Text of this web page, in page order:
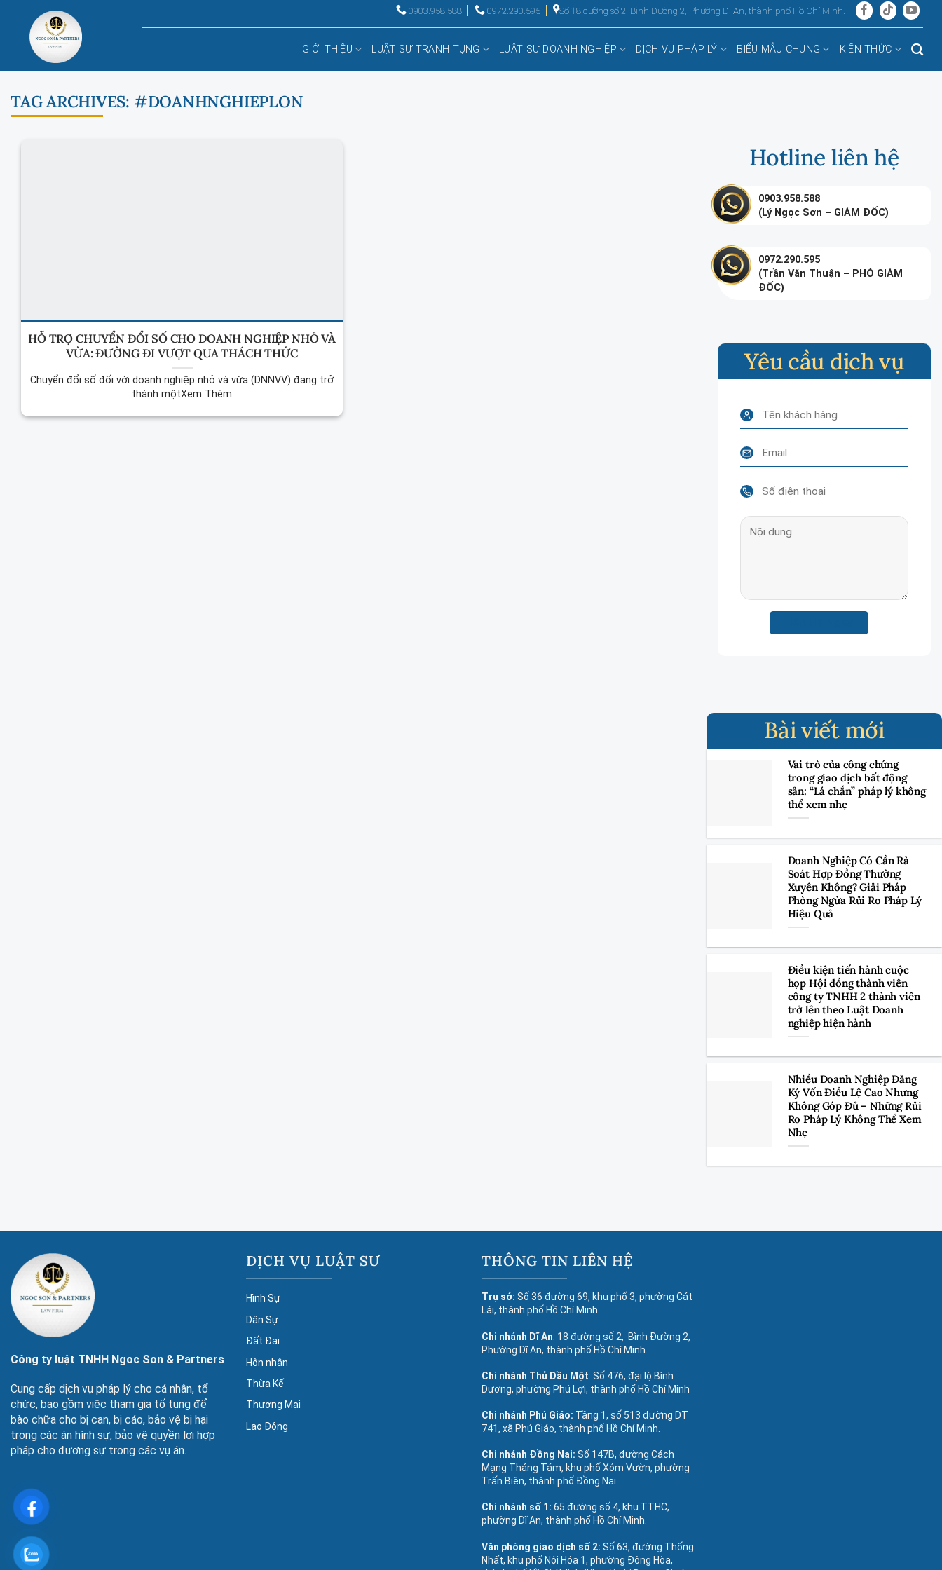
content
0903.958.588 0972.290.595 Số 18 đường số 2, Bình Đường 2, Phường Dĩ An, thành phố Hồ Chí Minh.
GIỚI THIỆU LUẬT SƯ TRANH TỤNG LUẬT SƯ DOANH NGHIỆP DỊCH VỤ PHÁP LÝ BIỂU MẪU CHUNG KIẾN THỨC
TAG ARCHIVES: #DOANHNGHIEPLON
HỖ TRỢ CHUYỂN ĐỔI SỐ CHO DOANH NGHIỆP NHỎ VÀ
VỪA: ĐƯỜNG ĐI VƯỢT QUA THÁCH THỨC
Chuyển đổi số đối với doanh nghiệp nhỏ và vừa (DNNVV) đang trở
thành mộtXem Thêm
Hotline liên hệ
0903.958.588
(Lý Ngọc Sơn – GIÁM ĐỐC)
0972.290.595
(Trần Văn Thuận – PHÓ GIÁM
ĐỐC)
Yêu cầu dịch vụ
Bài viết mới
Vai trò của công chứng
trong giao dịch bất động
sản: “Lá chắn” pháp lý không
thể xem nhẹ
Doanh Nghiệp Có Cần Rà
Soát Hợp Đồng Thường
Xuyên Không? Giải Pháp
Phòng Ngừa Rủi Ro Pháp Lý
Hiệu Quả
Điều kiện tiến hành cuộc
họp Hội đồng thành viên
công ty TNHH 2 thành viên
trở lên theo Luật Doanh
nghiệp hiện hành
Nhiều Doanh Nghiệp Đăng
Ký Vốn Điều Lệ Cao Nhưng
Không Góp Đủ – Những Rủi
Ro Pháp Lý Không Thể Xem
Nhẹ
Công ty luật TNHH Ngoc Son & Partners
Cung cấp dịch vụ pháp lý cho cá nhân, tổ
chức, bao gồm việc tham gia tố tụng để
bào chữa cho bị can, bị cáo, bảo vệ bị hại
trong các án hình sự, bảo vệ quyền lợi hợp
pháp cho đương sự trong các vụ án.
DỊCH VỤ LUẬT SƯ
Hình Sự
Dân Sự
Đất Đai
Hôn nhân
Thừa Kế
Thương Mại
Lao Động
THÔNG TIN LIÊN HỆ
Trụ sở: Số 36 đường 69, khu phố 3, phường Cát
Lái, thành phố Hồ Chí Minh.
Chi nhánh Dĩ An: 18 đường số 2, Bình Đường 2,
Phường Dĩ An, thành phố Hồ Chí Minh.
Chi nhánh Thủ Dầu Một: Số 476, đại lộ Bình
Dương, phường Phú Lợi, thành phố Hồ Chí Minh
Chi nhánh Phú Giáo: Tầng 1, số 513 đường DT
741, xã Phú Giáo, thành phố Hồ Chí Minh.
Chi nhánh Đồng Nai: Số 147B, đường Cách
Mạng Tháng Tám, khu phố Xóm Vườn, phường
Trấn Biên, thành phố Đồng Nai.
Chi nhánh số 1: 65 đường số 4, khu TTHC,
phường Dĩ An, thành phố Hồ Chí Minh.
Văn phòng giao dịch số 2: Số 63, đường Thống
Nhất, khu phố Nội Hóa 1, phường Đông Hòa,